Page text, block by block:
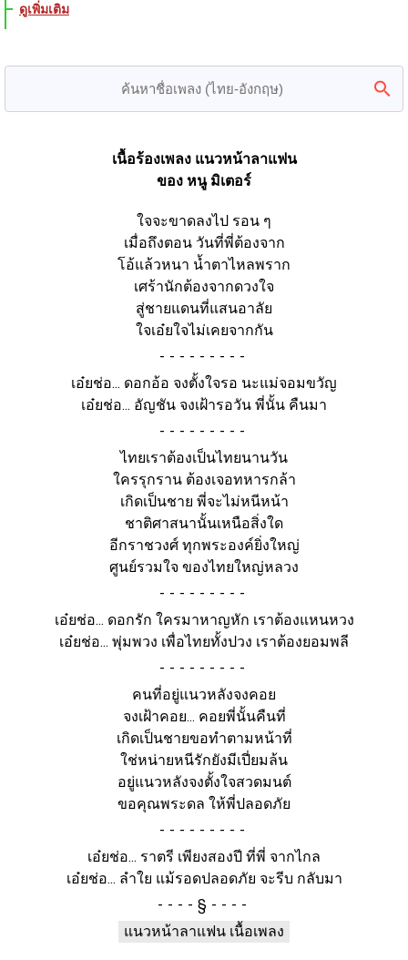
ดูเพิ่มเติม
เนื้อร้องเพลง แนวหน้าลาแฟน
ของ หนู มิเตอร์
ใจจะขาดลงไป รอน ๆ
เมื่อถึงตอน วันที่พี่ต้องจาก
โอ้แล้วหนา น้ำตาไหลพราก
เศร้านักต้องจากดวงใจ
สู่ชายแดนที่แสนอาลัย
ใจเอ๋ยใจไม่เคยจากกัน
-
เอ๋ยช่อ... ดอกอ้อ จงตั้งใจรอ นะแม่จอมขวัญ
เอ๋ยช่อ... อัญชัน จงเฝ้ารอวัน พี่นั้น คืนมา
-
ไทยเราต้องเป็นไทยนานวัน
ใครรุกราน ต้องเจอทหารกล้า
เกิดเป็นชาย พี่จะไม่หนีหน้า
ชาติศาสนานั้นเหนือสิ่งใด
อีกราชวงศ์ ทุกพระองค์ยิ่งใหญ่
ศูนย์รวมใจ ของไทยใหญ่หลวง
-
เอ๋ยช่อ... ดอกรัก ใครมาหาญหัก เราต้องแหนหวง
เอ๋ยช่อ... พุ่มพวง เพื่อไทยทั้งปวง เราต้องยอมพลี
-
คนที่อยู่แนวหลังจงคอย
จงเฝ้าคอย... คอยพี่นั้นคืนที่
เกิดเป็นชายขอทำตามหน้าที่
ใช่หน่ายหนีรักยังมีเปี่ยมล้น
อยู่แนวหลังจงตั้งใจสวดมนต์
ขอคุณพระดล ให้พี่ปลอดภัย
-
เอ๋ยช่อ... ราตรี เพียงสองปี ที่พี่ จากไกล
เอ๋ยช่อ... ลำใย แม้รอดปลอดภัย จะรีบ กลับมา
§
แนวหน้าลาแฟน เนื้อเพลง